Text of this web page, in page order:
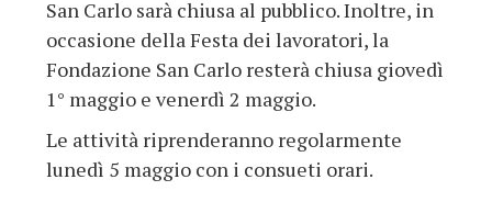
San Carlo sarà chiusa al pubblico. Inoltre, in
occasione della Festa dei lavoratori, la
Fondazione San Carlo resterà chiusa giovedì
1° maggio e venerdì 2 maggio.
Le attività riprenderanno regolarmente
lunedì 5 maggio con i consueti orari.